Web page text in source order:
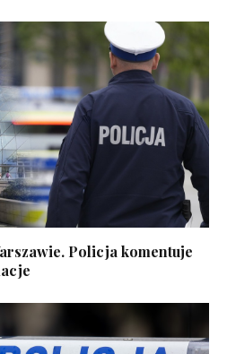
Policja komentuje